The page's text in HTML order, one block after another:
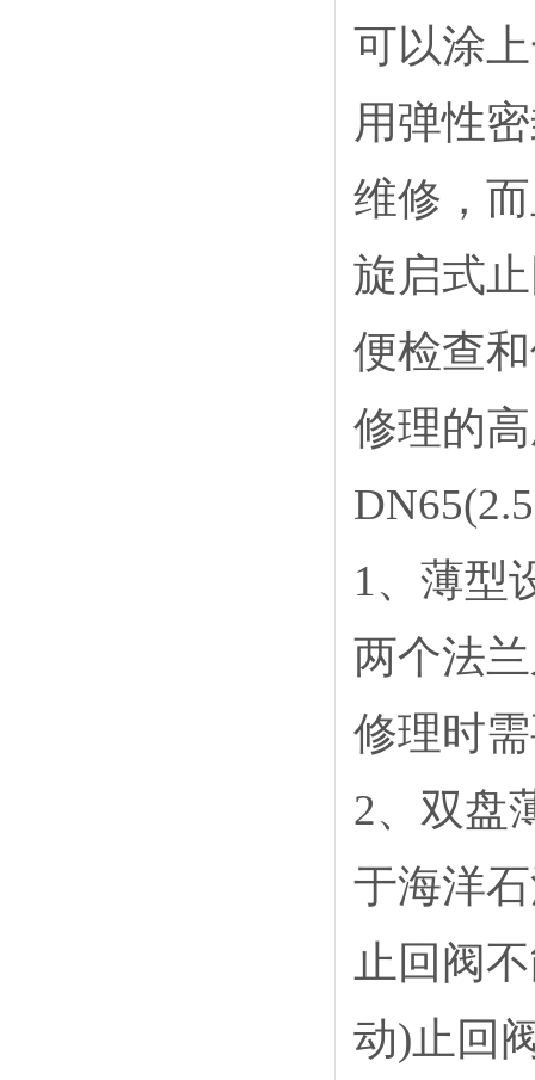
可以涂
用弹性
维修，
旋启式
便检查
修理的
1、薄型
两个法
修理时
2、双盘
于海洋
止回阀
动)止回